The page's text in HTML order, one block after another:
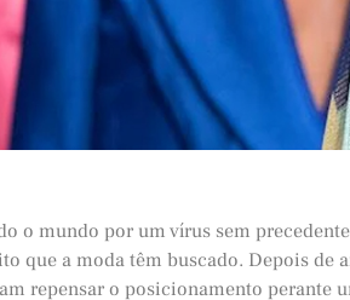
o mundo por um vírus sem
que a moda têm buscado. Depois de
repensar o posicionamento perante